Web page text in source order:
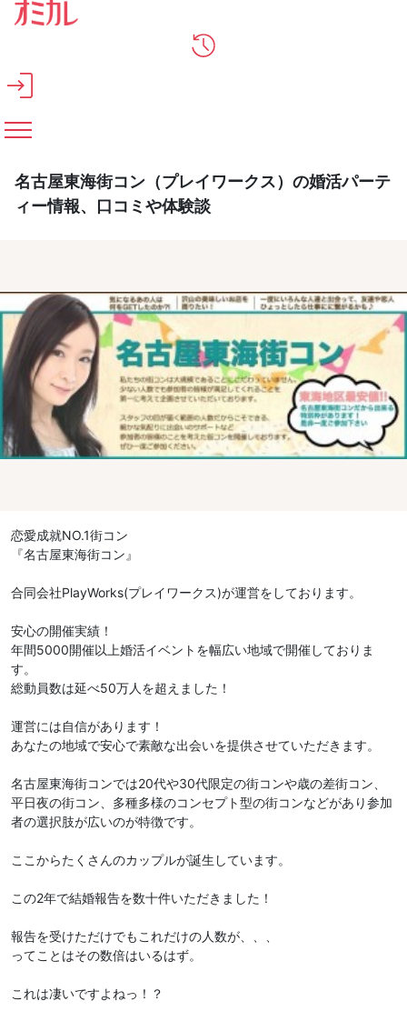
メインコンテンツへスキップ
名古屋東海街コン（プレイワークス）の婚活パーテ
ィー情報、口コミや体験談
恋愛成就NO.1街コン
『名古屋東海街コン』
合同会社PlayWorks(プレイワークス)が運営をしております。
安心の開催実績！
年間5000開催以上婚活イベントを幅広い地域で開催しておりま
す。
総動員数は延べ50万人を超えました！
運営には自信があります！
あなたの地域で安心で素敵な出会いを提供させていただきます。
名古屋東海街コンでは20代や30代限定の街コンや歳の差街コン、
平日夜の街コン、多種多様のコンセプト型の街コンなどがあり参加
者の選択肢が広いのが特徴です。
ここからたくさんのカップルが誕生しています。
この2年で結婚報告を数十件いただきました！
報告を受けただけでもこれだけの人数が、、、
ってことはその数倍はいるはず。
これは凄いですよねっ！？